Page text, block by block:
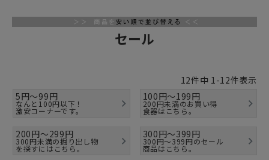
セール
12件中 1-12件表示
5円～99円
なんと100円以下！
激安コーナーです。
100円～199円
200円未満のお買い得
食器はこちら。
200円～299円
300円未満の掘り出し物
を探すにはこちら。
300円～399円
300円～399円のセール
商品はこちら。